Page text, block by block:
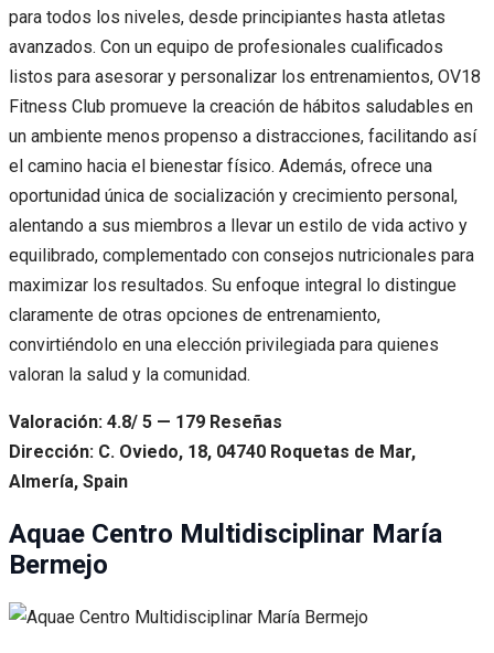
para todos los niveles, desde principiantes hasta atletas
avanzados. Con un equipo de profesionales cualificados
listos para asesorar y personalizar los entrenamientos, OV18
Fitness Club promueve la creación de hábitos saludables en
un ambiente menos propenso a distracciones, facilitando así
el camino hacia el bienestar físico. Además, ofrece una
oportunidad única de socialización y crecimiento personal,
alentando a sus miembros a llevar un estilo de vida activo y
equilibrado, complementado con consejos nutricionales para
maximizar los resultados. Su enfoque integral lo distingue
claramente de otras opciones de entrenamiento,
convirtiéndolo en una elección privilegiada para quienes
valoran la salud y la comunidad.
Valoración: 4.8/ 5 — 179 Reseñas
Dirección: C. Oviedo, 18, 04740 Roquetas de Mar,
Almería, Spain
Aquae Centro Multidisciplinar María
Bermejo